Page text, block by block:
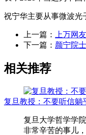
祝宁华主要从事微波光
上一篇：
上万网
下一篇： 颜宁院
相关推荐
复旦教授：不要听信躺
复旦大学哲学学
非常辛苦的事儿